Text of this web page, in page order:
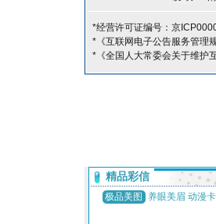
*经营许可证编号：京
*《互联网电子公告服务管理
*《全国人大常委会关于维护